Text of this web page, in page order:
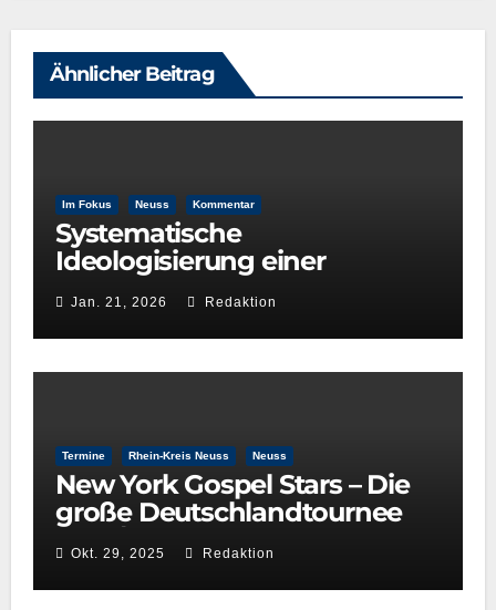
Ähnlicher Beitrag
Im Fokus Neuss Kommentar
Systematische
Ideologisierung einer
Kulturentscheidung: Die Rolle
der GRÜNEN im
Kulturausschuss
Jan. 21, 2026 Redaktion
Termine Rhein-Kreis Neuss Neuss
New York Gospel Stars – Die
große Deutschlandtournee
2025/26
Okt. 29, 2025 Redaktion